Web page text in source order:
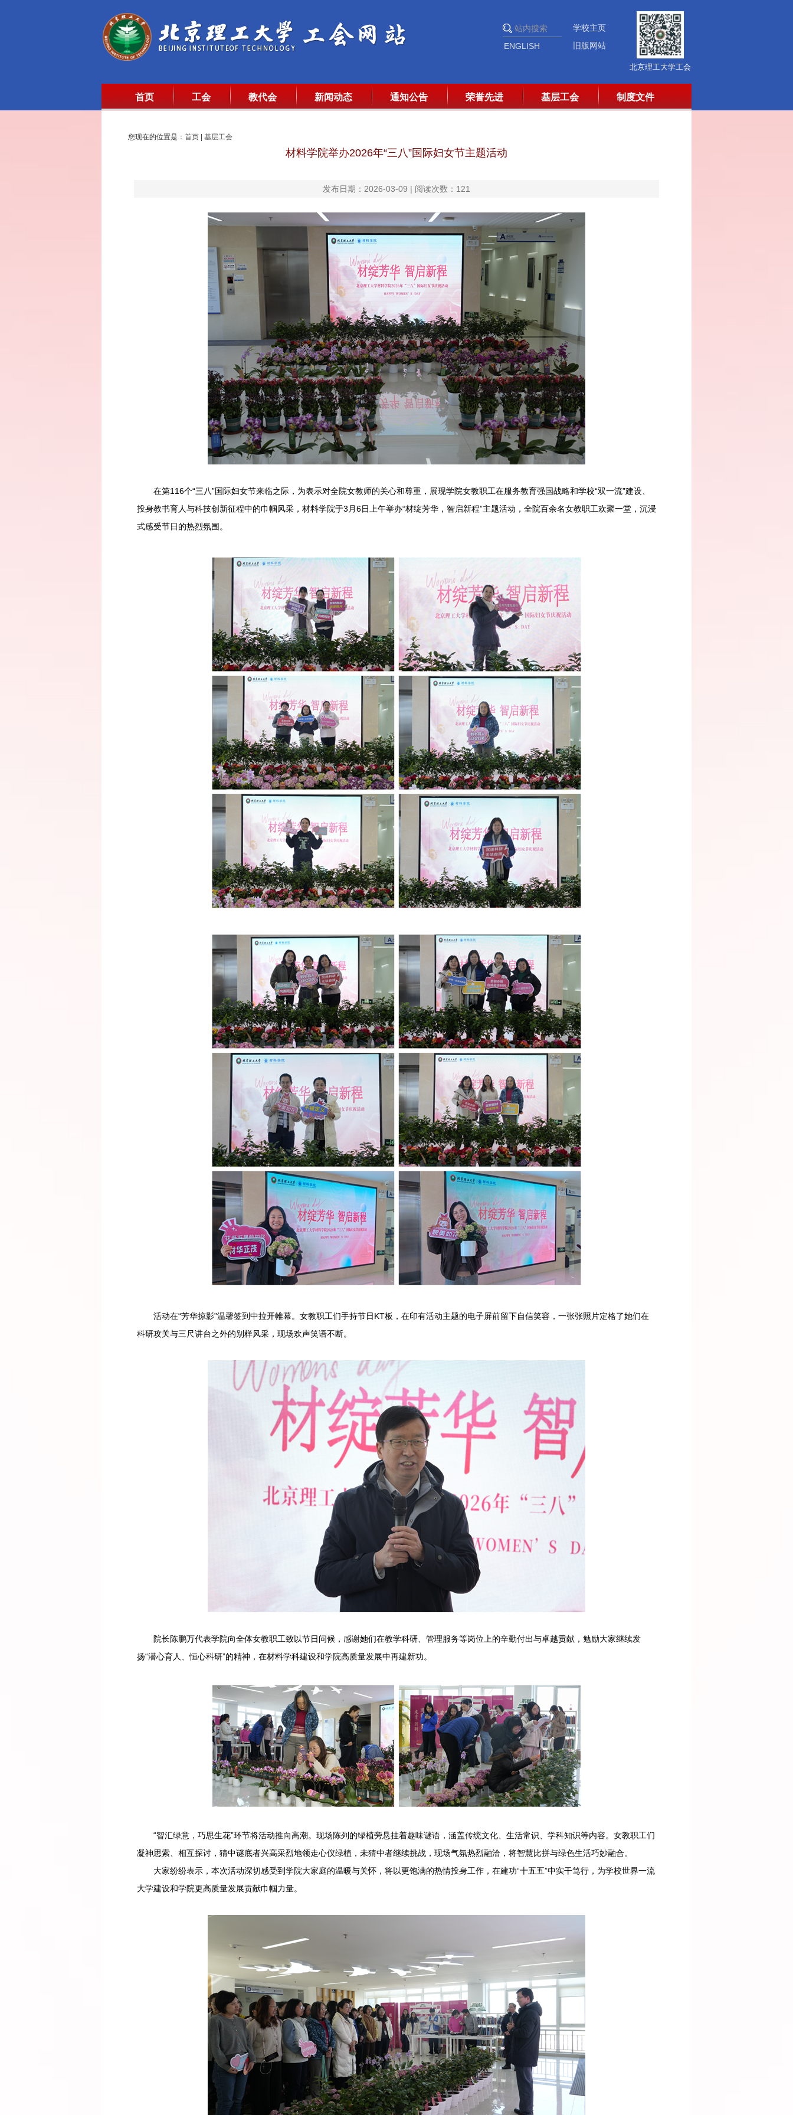
ENGLISH
学校主页
旧版网站
北京理工大学工会
首页 工会 教代会 新闻动态 通知公告 荣誉先进 基层工会 制度文件
您现在的位置是： 首页 基层工会
材料学院举办2026年“三八”国际妇女节主题活动
发布日期：2026-03-09 | 阅读次数： 121
在第116个“三八”国际妇女节来临之际，为表示对全院女教师的关心和尊重，展现学院女教职工在服务教育强国战略和学校“双一流”建设、
投身教书育人与科技创新征程中的巾帼风采，材料学院于3月6日上午举办“材绽芳华，智启新程”主题活动，全院百余名女教职工欢聚一堂，沉浸
式感受节日的热烈氛围。
活动在“芳华掠影”温馨签到中拉开帷幕。女教职工们手持节日KT板，在印有活动主题的电子屏前留下自信笑容，一张张照片定格了她们在
科研攻关与三尺讲台之外的别样风采，现场欢声笑语不断。
院长陈鹏万代表学院向全体女教职工致以节日问候，感谢她们在教学科研、管理服务等岗位上的辛勤付出与卓越贡献，勉励大家继续发
扬“潜心育人、恒心科研”的精神，在材料学科建设和学院高质量发展中再建新功。
“智汇绿意，巧思生花”环节将活动推向高潮。现场陈列的绿植旁悬挂着趣味谜语，涵盖传统文化、生活常识、学科知识等内容。女教职工们
凝神思索、相互探讨，猜中谜底者兴高采烈地领走心仪绿植，未猜中者继续挑战，现场气氛热烈融洽，将智慧比拼与绿色生活巧妙融合。
大家纷纷表示，本次活动深切感受到学院大家庭的温暖与关怀，将以更饱满的热情投身工作，在建功“十五五”中实干笃行，为学校世界一流
大学建设和学院更高质量发展贡献巾帼力量。